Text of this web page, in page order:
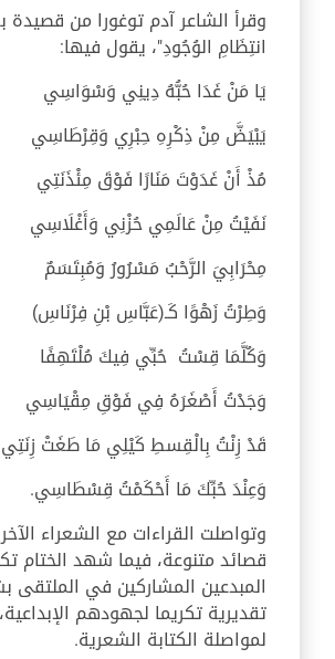
وقرأ الشاعر آدم توغورا من قصيدة
انتِظَامِ الوُجُودِ"، يقول فيها:
يَا مَنْ غَدَا حُبُّهُ دِينِي وَسْوَاسِي
يَبْيَضَّ مِنْ ذِكْرِهِ حِبْرِي وَقِرْطَاسِي
مُذْ أَنْ غَدَوْتَ مَنَارًا فَوْقَ مِئْذَنَتِي
نَفَيْتُ مِنْ عَالَمِي حُزْنِي وَأَغْلَاسِي
مِحْرَابِيَ الرَّحْبُ مَسْرُورُ وَمُبِتَسَمٌ
وَطِرْتُ زَهْوًا كَـ(عَبَّاسِ بْنِ فِرْنَاسِ)
وَكُلَّمَا قِسْتُ حُبِّي فِيكَ مُلْتَهِفًا
وَجَدْتُ أَصْغَرَهُ فِي فَوْقِ مِقْيَاسِي
قَدْ زِنْتُ بِالْقِسطِ كَيْلِي مَا طَغَتْ زِنَتِي
وَعِنْدَ حُبِّكَ مَا أَحْكَمْتُ قِسْطَاسِي.
وتواصلت القراءات مع الشعراء
قصائد متنوعة، فيما شهد الختام
المبدعين المشاركين في الملتقى
تقديرية تكريما لجهودهم
لمواصلة الكتابة الشعرية.